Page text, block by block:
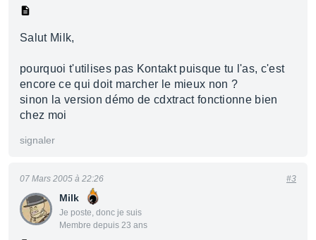
Salut Milk,
pourquoi t'utilises pas Kontakt puisque tu l'as, c'est
encore ce qui doit marcher le mieux non ?
sinon la version démo de cdxtract fonctionne bien
chez moi
signaler
Milk
Je poste, donc je suis
Membre depuis 23 ans
07 Mars 2005 à 22:26 #3